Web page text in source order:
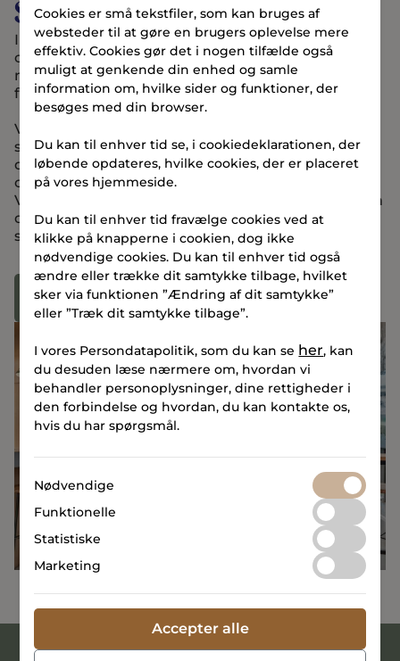
sove
I TERMINALEN får du lounge, café/bar, fitnessrum
og arbejdsområder med Wi-Fi. Huset er skabt til
netværk og fokus – og på hver etage giver tre
fælleskøkkener plads til hverdagens pauser.
Vores Community Manager og Facility Manager
sørger for en smidig check-in og hjælper med alt
det praktiske – fra adgang til vaskeri,
cykelværksted og aflåste cykelrum til tips om
Vejles skjulte perler. Når du bor i TERMINALEN kan
du også nyde den fantastiske udsigt fra vores
store tagterrasse.
Se faciliteter
Cookies er små tekstfiler, som kan bruges af
websteder til at gøre en brugers oplevelse mere
effektiv. Cookies gør det i nogen tilfælde også
muligt at genkende din enhed og samle
information om, hvilke sider og funktioner, der
besøges med din browser.
Du kan til enhver tid se, i cookiedeklarationen, der
løbende opdateres, hvilke cookies, der er placeret
på vores hjemmeside.
Du kan til enhver tid fravælge cookies ved at
klikke på knapperne i cookien, dog ikke
nødvendige cookies. Du kan til enhver tid også
ændre eller trække dit samtykke tilbage, hvilket
sker via funktionen ”Ændring af dit samtykke”
eller ”Træk dit samtykke tilbage”.
I vores Persondatapolitik, som du kan se her, kan
du desuden læse nærmere om, hvordan vi
behandler personoplysninger, dine rettigheder i
den forbindelse og hvordan, du kan kontakte os,
hvis du har spørgsmål.
Nødvendige
Funktionelle
Statistiske
Marketing
Accepter alle